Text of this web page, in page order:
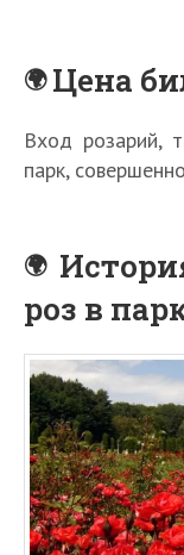
Цена
Вход розарий,
парк,
роз в